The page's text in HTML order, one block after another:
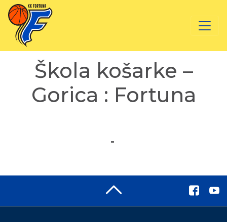
Škola košarke –
Gorica : Fortuna
-